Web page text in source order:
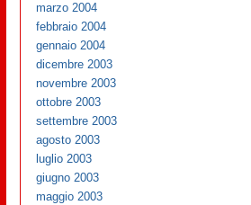
marzo 2004
febbraio 2004
gennaio 2004
dicembre 2003
novembre 2003
ottobre 2003
settembre 2003
agosto 2003
luglio 2003
giugno 2003
maggio 2003